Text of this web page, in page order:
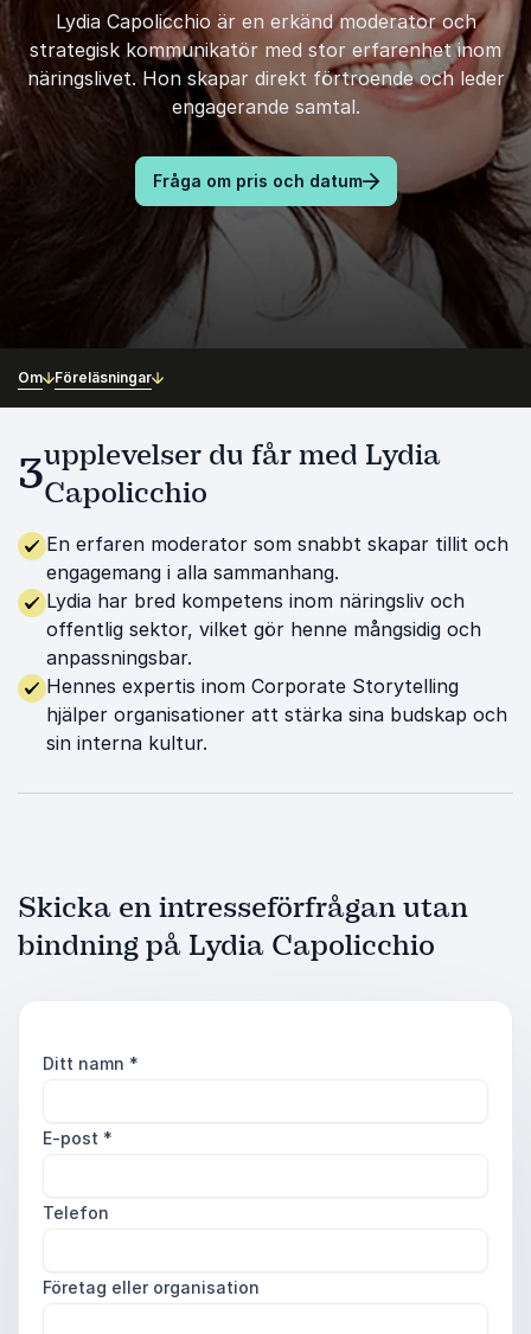
Lydia Capolicchio är en erkänd moderator och
strategisk kommunikatör med stor erfarenhet inom
näringslivet. Hon skapar direkt förtroende och leder
engagerande samtal.
Fråga om pris och datum
Om Föreläsningar
3upplevelser du får med Lydia
Capolicchio
En erfaren moderator som snabbt skapar tillit och
engagemang i alla sammanhang.
Lydia har bred kompetens inom näringsliv och
offentlig sektor, vilket gör henne mångsidig och
anpassningsbar.
Hennes expertis inom Corporate Storytelling
hjälper organisationer att stärka sina budskap och
sin interna kultur.
Skicka en intresseförfrågan utan
bindning på Lydia Capolicchio
Ditt namn *
E-post *
Telefon
Företag eller organisation